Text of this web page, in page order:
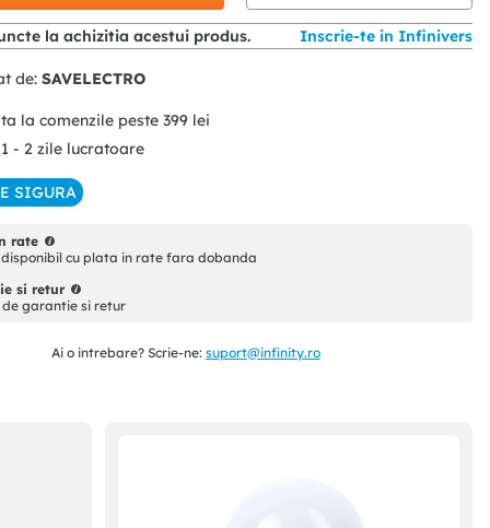
la achizitia acestui produs. Inscrie-te in Infinivers
de: SAVELECTRO
la comenzile peste 399 lei
- 2 zile lucratoare
SIGURA
rate
cu plata in rate fara dobanda
si retur
garantie si retur
Ai o intrebare? Scrie-ne: suport@infinity.ro